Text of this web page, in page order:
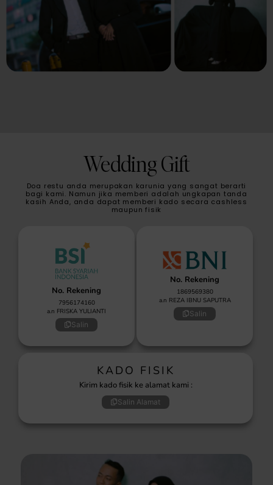
Wedding Gift
Doa restu anda merupakan karunia yang sangat berarti
bagi kami. Namun jika memberi adalah ungkapan tanda
kasih Anda, anda dapat memberi kado secara cashless
maupun fisik
No. Rekening
7956174160
a.n FRISKA YULIANTI
Salin
No. Rekening
1869569380
a.n REZA IBNU SAPUTRA
Salin
KADO FISIK
Kirim kado fisik ke alamat kami :
Salin Alamat